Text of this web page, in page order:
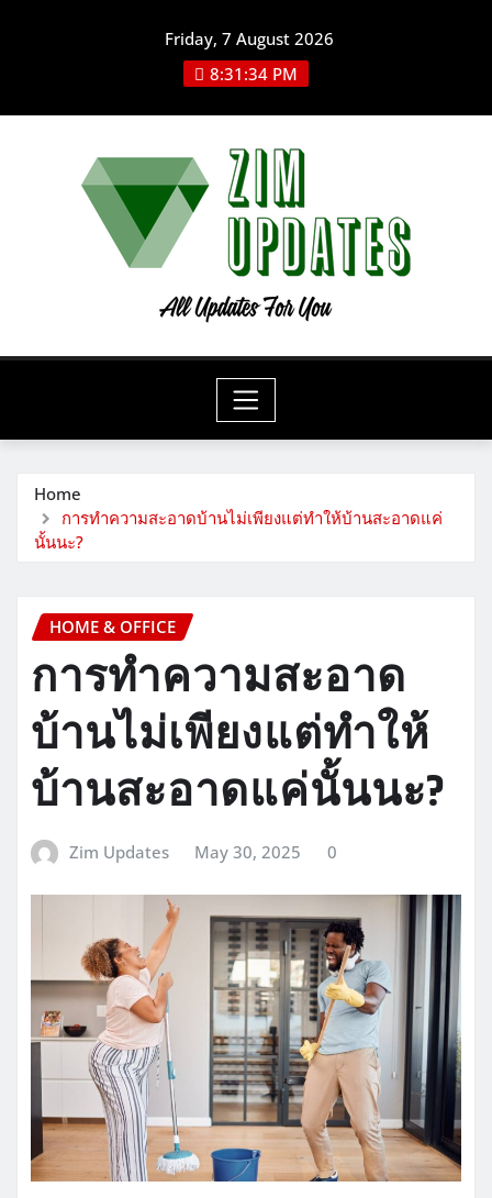
Friday, 7 August 2026
8:31:35 PM
Home
การทำความสะอาดบ้านไม่เพียงแต่ทำให้บ้านสะอาดแค่
นั้นนะ?
HOME & OFFICE
การทำความสะอาด
บ้านไม่เพียงแต่ทำให้
บ้านสะอาดแค่นั้นนะ?
Zim Updates May 30, 2025 0